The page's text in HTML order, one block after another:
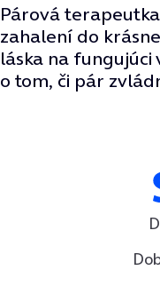
Párová
zahalení do
láska na fungujúci
o tom, či pár